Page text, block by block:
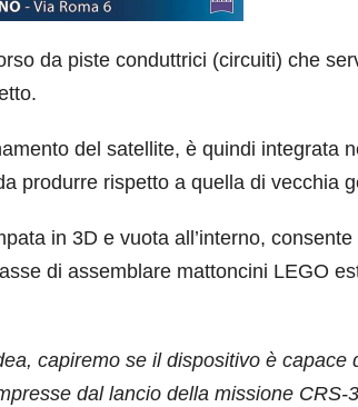
da piste conduttrici (circuiti) che
del satellite, è quindi integrata
produrre rispetto a quella di vecchia
in 3D e vuota all’interno,
di assemblare mattoncini LEGO
capiremo se il dispositivo è capace
dal lancio della missione CRS-